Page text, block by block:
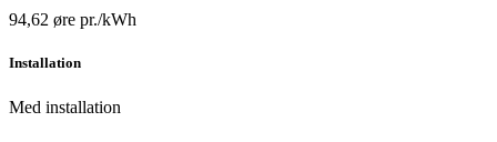
94,62 øre pr./kWh
Installation
Med installation